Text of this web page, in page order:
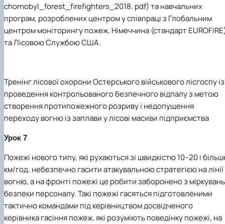
chornobyl_forest_firefighters_2018. pdf) та навчальних
програм, розроблених центром у співпраці з Глобальним
центром моніторингу пожеж, Німеччина (стандарт
та Лісовою Службою США.
Тренінг лісової охорони Остерського військового лісгоспу із
проведення контрольованого безпечного відпалу з метою
створення протипожежного розриву і недопущення
переходу вогню із заплави у лісові масиви підприємства
Урок 7
Пожежі нового типу, які рухаються зі швидкістю 10–20 і
км/год. небезпечно гасити атакувальною стратегією на лінії
вогню, а на фронті пожежі це робити заборонено з міркувань
безпеки персоналу. Такі пожежі гасяться підготовленими
тактично командами під керівництвом досвідченого
керівника гасіння пожеж, які розуміють поведінку пожежі, на